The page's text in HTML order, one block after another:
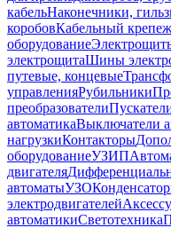
кабельНаконечники,
коробовКабельный крепеж
оборудование
электрощитаШины
путевые, концевые
управленияРубильники
преобразователи
автоматикаВыключатели
нагрузкиКонтакторы
оборудованиеУЗИП
двигателя
автоматыУЗО
электродвигателей
автоматикиСветотехника